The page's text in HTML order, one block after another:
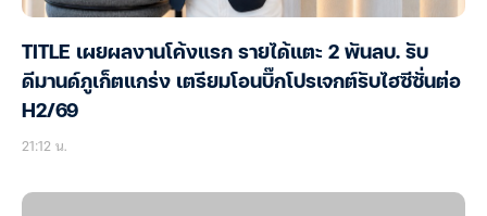
TITLE เผยผลงานโค้งแรก รายได้แตะ 2 พันลบ. รับ
ดีมานด์ภูเก็ตแกร่ง เตรียมโอนบิ๊กโปรเจกต์รับไฮซีซั่นต่อ
H2/69
21:12 น.